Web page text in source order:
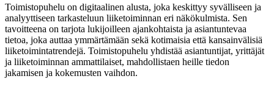
Toimistopuhelu on digitaalinen alusta, joka keskittyy syvälliseen ja
analyyttiseen tarkasteluun liiketoiminnan eri näkökulmista. Sen
tavoitteena on tarjota lukijoilleen ajankohtaista ja asiantuntevaa
tietoa, joka auttaa ymmärtämään sekä kotimaisia että kansainvälisiä
liiketoimintatrendejä. Toimistopuhelu yhdistää asiantuntijat, yrittäjät
ja liiketoiminnan ammattilaiset, mahdollistaen heille tiedon
jakamisen ja kokemusten vaihdon.